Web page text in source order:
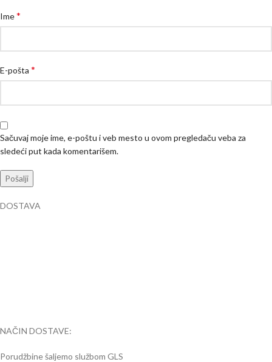
Ime*
E-pošta *
Sačuvaj moje ime, e-poštu i veb mesto u ovom pregledaču veba za
sledeći put kada komentarišem.
DOSTAVA
NAČIN DOSTAVE:
Porudžbine šaljemo službom GLS